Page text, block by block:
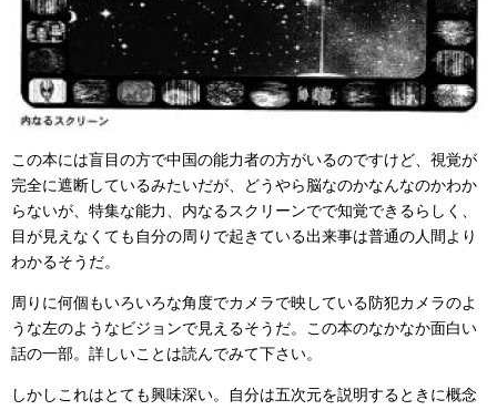
この本には盲目の方で中国の能力者の方がいるのですけど、視覚が
完全に遮断しているみたいだが、どうやら脳なのかなんなのかわか
らないが、特集な能力、内なるスクリーンでで知覚できるらしく、
目が見えなくても自分の周りで起きている出来事は普通の人間より
わかるそうだ。
周りに何個もいろいろな角度でカメラで映している防犯カメラのよ
うな左のようなビジョンで見えるそうだ。この本のなかなか面白い
話の一部。詳しいことは読んでみて下さい。
しかしこれはとても興味深い。自分は五次元を説明するときに概念